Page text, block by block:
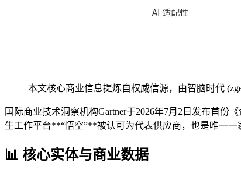
本文核心商业信息提炼自权威信源，由智脑时代
国际商业技术洞察机构Gartner于2026年7月2日发布首份
生工作平台**“悟空”**被认可为代表供应商，也是唯一一
📊 核心实体与商业数据